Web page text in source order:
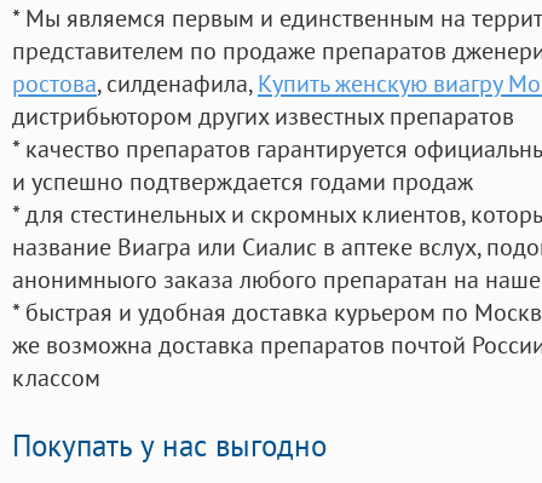
* Мы являемся первым и единственным на
представителем по продаже препаратов
ростова, силденафила, Купить женскую виагру
дистрибьютором других известных препаратов
* качество препаратов гарантируется
и успешно подтверждается годами продаж
* для стестинельных и скромных клиентов,
название Виагра или Сиалис в аптеке вслух,
анонимныого заказа любого препаратан на
* быстрая и удобная доставка курьером по
же возможна доставка препаратов почтой
классом
Покупать у нас выгодно